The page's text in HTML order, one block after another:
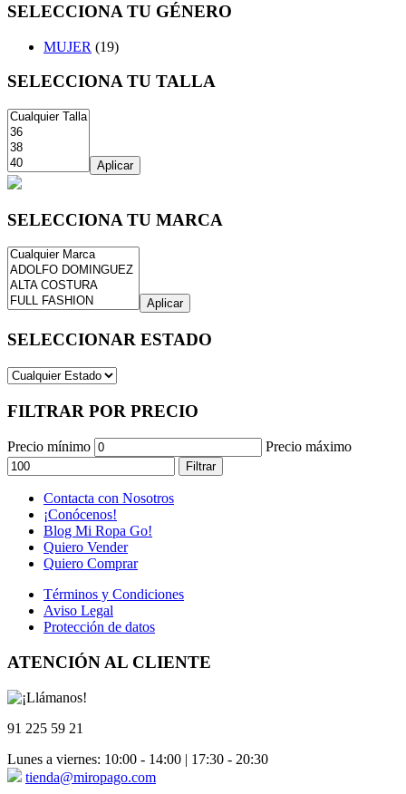
SELECCIONA TU GÉNERO
MUJER (19)
SELECCIONA TU TALLA
Aplicar
SELECCIONA TU MARCA
Aplicar
SELECCIONAR ESTADO
FILTRAR POR PRECIO
Precio mínimo Precio máximo
Filtrar
Contacta con Nosotros
¡Conócenos!
Blog Mi Ropa Go!
Quiero Vender
Quiero Comprar
Términos y Condiciones
Aviso Legal
Protección de datos
ATENCIÓN AL CLIENTE
91 225 59 21
Lunes a viernes: 10:00 - 14:00 | 17:30 - 20:30
tienda@miropago.com